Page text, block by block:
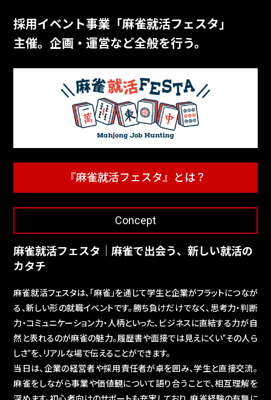
採用イベント事業「麻雀就活フェスタ」
主催。企画・運営など全般を行う。
『麻雀就活フェスタ』とは？
Concept
麻雀就活フェスタ｜麻雀で出会う、新しい就活の
カタチ
麻雀就活フェスタは、「麻雀」を通じて学生と企業がフラットにつなが
る、新しい形の就職イベントです。勝ち負けだけでなく、思考力・判断
力・コミュニケーション力・人柄といった、ビジネスに直結する力が自
然と表れるのが麻雀の魅力。履歴書や面接では見えにくい“その人ら
しさ”を、リアルな場で伝えることができます。
当日は、企業の経営者や採用責任者が卓を囲み、学生と直接交流。
麻雀をしながら事業や価値観について語り合うことで、相互理解を